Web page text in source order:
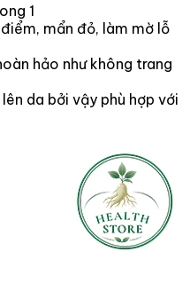
1
mẩn đỏ, làm mờ lỗ
hảo như không trang
da bởi vậy phù hợp với